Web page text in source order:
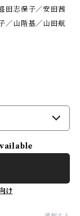
田志保子／安田茜
／山階基／山田航
け